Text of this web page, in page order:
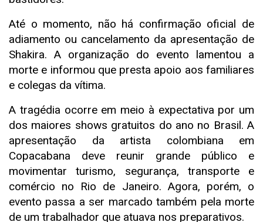
Até o momento, não há confirmação oficial de
adiamento ou cancelamento da apresentação de
Shakira. A organização do evento lamentou a
morte e informou que presta apoio aos familiares
e colegas da vítima.
A tragédia ocorre em meio à expectativa por um
dos maiores shows gratuitos do ano no Brasil. A
apresentação da artista colombiana em
Copacabana deve reunir grande público e
movimentar turismo, segurança, transporte e
comércio no Rio de Janeiro. Agora, porém, o
evento passa a ser marcado também pela morte
de um trabalhador que atuava nos preparativos.